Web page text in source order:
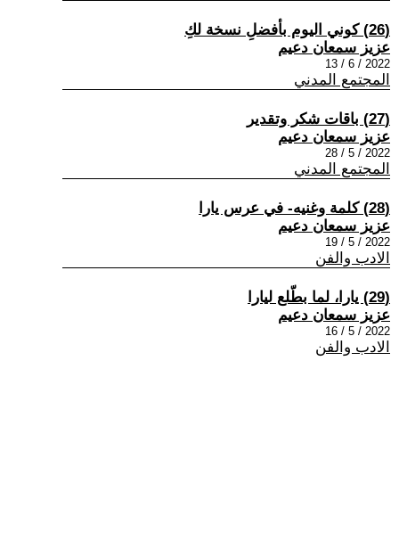
(26) كوني اليوم بأفضلِ نسخة لكِ
عزيز سمعان دعيم
2022 / 6 / 13
المجتمع المدني
(27) باقات شكر وتقدير
عزيز سمعان دعيم
2022 / 5 / 28
المجتمع المدني
(28) كلمة وغنيه- في عرس يارا
عزيز سمعان دعيم
2022 / 5 / 19
الادب والفن
(29) يارا، لما بطّلع ليارا
عزيز سمعان دعيم
2022 / 5 / 16
الادب والفن